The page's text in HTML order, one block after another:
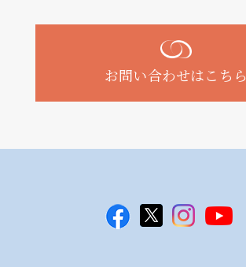
お問い合わせはこちら